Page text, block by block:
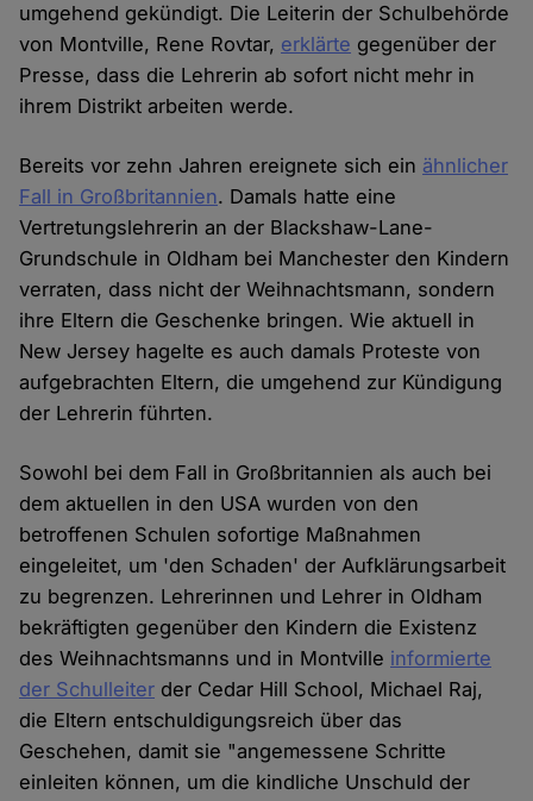
umgehend gekündigt. Die Leiterin der Schulbehörde
von Montville, Rene Rovtar, erklärte gegenüber der
Presse, dass die Lehrerin ab sofort nicht mehr in
ihrem Distrikt arbeiten werde.
Bereits vor zehn Jahren ereignete sich ein ähnlicher
Fall in Großbritannien. Damals hatte eine
Vertretungslehrerin an der Blackshaw-Lane-
Grundschule in Oldham bei Manchester den Kindern
verraten, dass nicht der Weihnachtsmann, sondern
ihre Eltern die Geschenke bringen. Wie aktuell in
New Jersey hagelte es auch damals Proteste von
aufgebrachten Eltern, die umgehend zur Kündigung
der Lehrerin führten.
Sowohl bei dem Fall in Großbritannien als auch bei
dem aktuellen in den USA wurden von den
betroffenen Schulen sofortige Maßnahmen
eingeleitet, um 'den Schaden' der Aufklärungsarbeit
zu begrenzen. Lehrerinnen und Lehrer in Oldham
bekräftigten gegenüber den Kindern die Existenz
des Weihnachtsmanns und in Montville informierte
der Schulleiter der Cedar Hill School, Michael Raj,
die Eltern entschuldigungsreich über das
Geschehen, damit sie "angemessene Schritte
einleiten können, um die kindliche Unschuld der